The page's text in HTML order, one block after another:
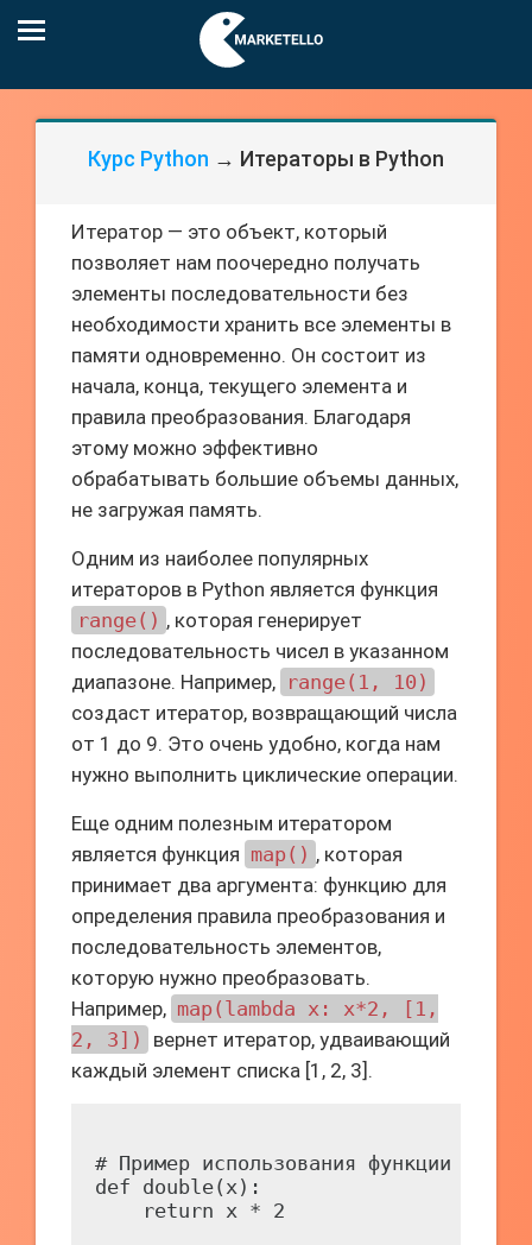
Курс Python → Итераторы в Python
Итератор — это объект, который
позволяет нам поочередно получать
элементы последовательности без
необходимости хранить все элементы в
памяти одновременно. Он состоит из
начала, конца, текущего элемента и
правила преобразования. Благодаря
этому можно эффективно
обрабатывать большие объемы данных,
не загружая память.
Одним из наиболее популярных
итераторов в Python является функция
range() , которая генерирует
последовательность чисел в указанном
диапазоне. Например, range(1, 10)
создаст итератор, возвращающий числа
от 1 до 9. Это очень удобно, когда нам
нужно выполнить циклические операции.
Еще одним полезным итератором
является функция map() , которая
принимает два аргумента: функцию для
определения правила преобразования и
последовательность элементов,
которую нужно преобразовать.
Например, map(lambda x: x*2, [1,
2, 3])
вернет итератор, удваивающий
каждый элемент списка [1, 2, 3].
# Пример использования функции map()
def double(x):
    return x * 2